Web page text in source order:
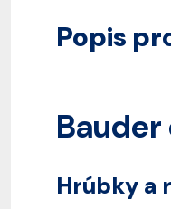
Popis
Hrúbky a